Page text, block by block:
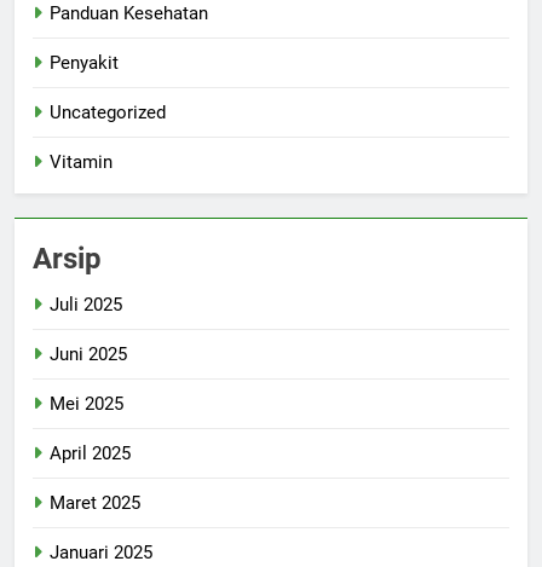
Panduan Kesehatan
Penyakit
Uncategorized
Vitamin
Arsip
Juli 2025
Juni 2025
Mei 2025
April 2025
Maret 2025
Januari 2025